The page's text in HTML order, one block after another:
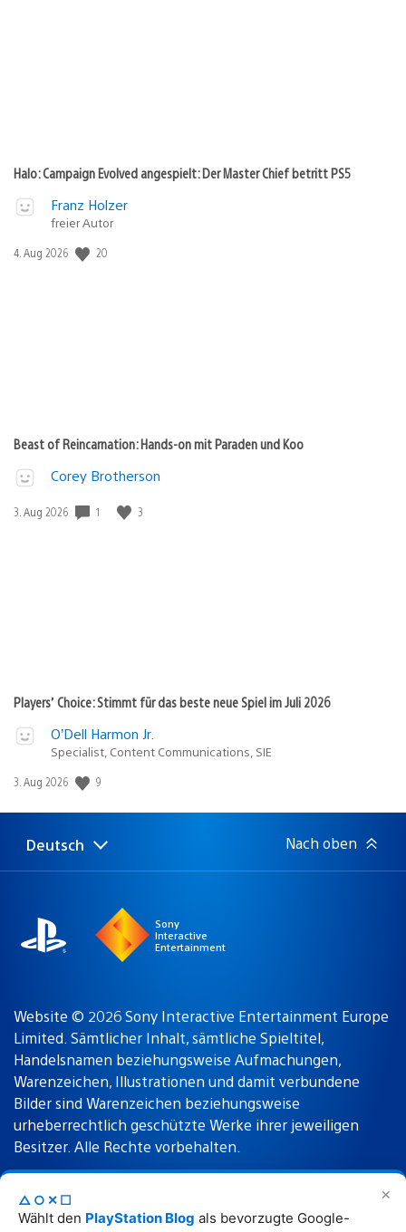
✕
△○✕☐
Wählt den PlayStation Blog als bevorzugte Google-
Halo: Campaign Evolved angespielt: Der Master Chief betritt PS5
Franz Holzer
freier Autor
Veröffentlichungsdatum:
4. Aug 2026 20
Beast of Reincarnation: Hands-on mit Paraden und Koo
Corey Brotherson
Veröffentlichungsdatum:
3. Aug 2026 1 3
Players’ Choice: Stimmt für das beste neue Spiel im Juli 2026
O’Dell Harmon Jr.
Specialist, Content Communications, SIE
Veröffentlichungsdatum:
3. Aug 2026 9
Select
Aktuelle
Deutsch Nach oben
Sony
Interactive
Entertainment
Website © 2026 Sony Interactive Entertainment Europe
Limited. Sämtlicher Inhalt, sämtliche Spieltitel,
Handelsnamen beziehungsweise Aufmachungen,
Warenzeichen, Illustrationen und damit verbundene
Bilder sind Warenzeichen beziehungsweise
urheberrechtlich geschützte Werke ihrer jeweiligen
Besitzer. Alle Rechte vorbehalten.
Nutzungsbedingungen Datenschutzrichtlinie